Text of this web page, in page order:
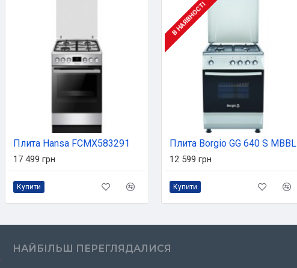
Плита Hansa FCMX583291
17 499 грн
Купити
В НАЯВНОСТІ
Плита Borgio GG 640 S MBBL
12 599 грн
Купити
НАЙБІЛЬШ ПЕРЕГЛЯДАЛИСЯ